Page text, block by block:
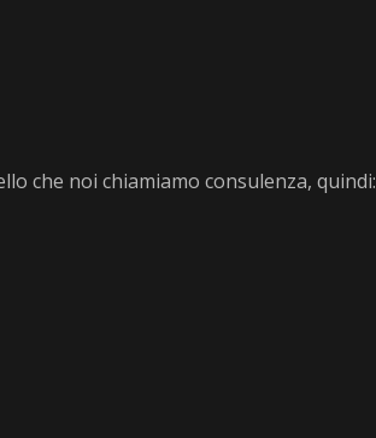
che noi chiamiamo consulenza, quindi: